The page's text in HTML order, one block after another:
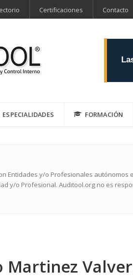
Certificaciones Contacto
ESPECIALIDADES FORMACIÓN
Entidades y/o Profesionales
y/o Profesional. Auditool.org no es
Martinez